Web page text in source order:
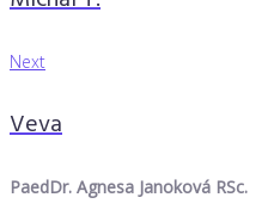
článku
Next
Next
Veva
PaedDr. Agnesa Janoková RSc.